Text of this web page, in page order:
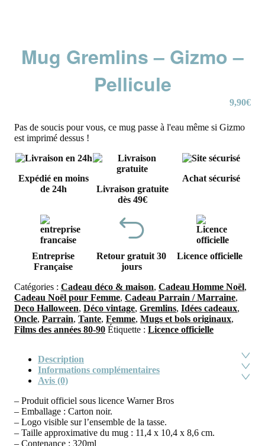
Mug Gremlins – Gizmo –
Pellicule
9,90€
Pas de soucis pour vous, ce mug passe à l'eau même si Gizmo
est imprimé dessus !
Expédié en moins
de 24h
Livraison gratuite
dès 49€
Achat sécurisé
Entreprise
Française
Retour gratuit 30
jours
Licence officielle
Catégories : Cadeau déco & maison, Cadeau Homme Noël,
Cadeau Noël pour Femme, Cadeau Parrain / Marraine,
Deco Halloween, Déco vintage, Gremlins, Idées cadeaux,
Oncle, Parrain, Tante, Femme, Mugs et bols originaux,
Films des années 80-90 Étiquette : Licence officielle
Description
Informations complémentaires
Avis (0)
– Produit officiel sous licence Warner Bros
– Emballage : Carton noir.
– Logo visible sur l’ensemble de la tasse.
– Taille approximative du mug : 11,4 x 10,4 x 8,6 cm.
– Contenance : 320ml